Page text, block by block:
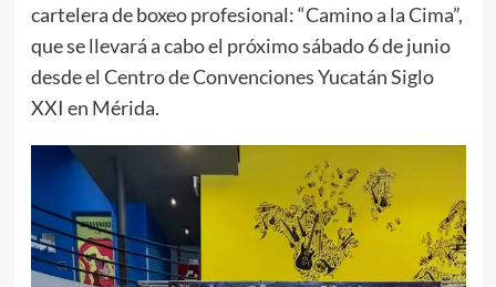
cartelera de boxeo profesional: “Camino a la Cima”,
que se llevará a cabo el próximo sábado 6 de junio
desde el Centro de Convenciones Yucatán Siglo
XXI en Mérida.